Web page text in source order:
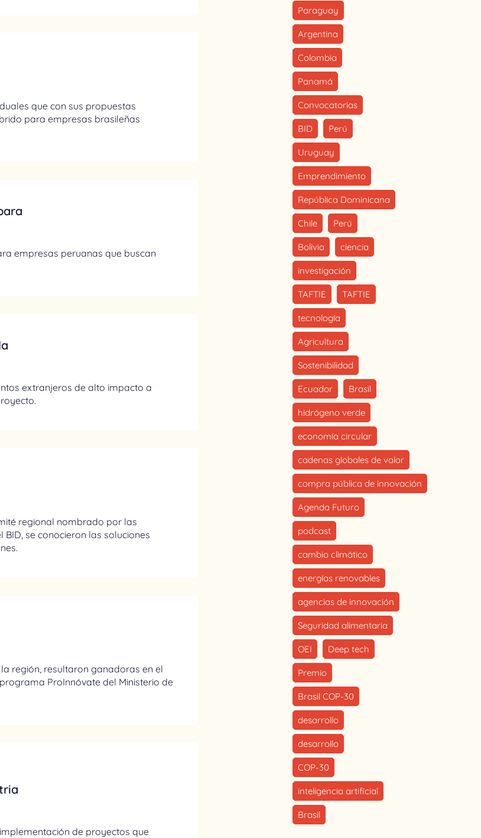
que con sus propuestas
para empresas brasileñas
empresas peruanas que buscan
extranjeros de alto impacto a
regional nombrado por las
se conocieron las soluciones
región, resultaron ganadoras en el
ProInnóvate del Ministerio de
de proyectos que
Paraguay
Argentina
Colombia
Panamá
Convocatorias
BID Perú
Uruguay
Emprendimiento
República Dominicana
Chile Perú
Bolivia ciencia
investigación
TAFTIE TAFTIE
tecnología
Agricultura
Sostenibilidad
Ecuador Brasil
hidrógeno verde
economía circular
cadenas globales de valor
compra pública de innovación
Agenda Futuro
podcast
cambio climático
energías renovables
agencias de innovación
Seguridad alimentaria
OEI Deep tech
Premio
Brasil COP-30
desarrollo
desarrollo
COP-30
inteligencia artificial
Brasil